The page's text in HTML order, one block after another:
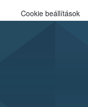
Cookie beállítások